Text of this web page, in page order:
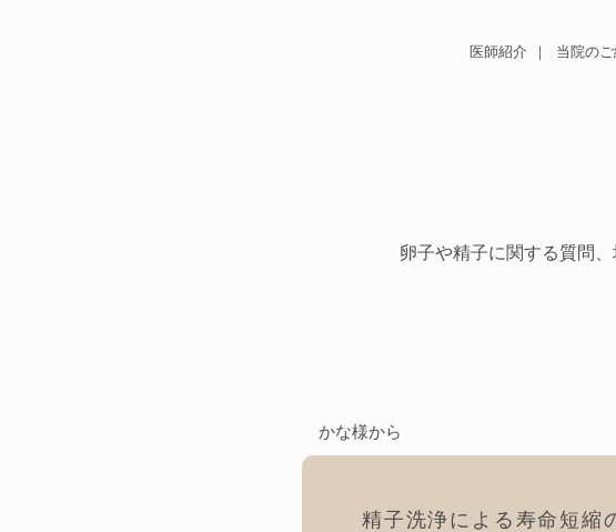
医師紹介 当院の
卵子や精子に関する質問
かな様から
精子洗浄による寿命短縮